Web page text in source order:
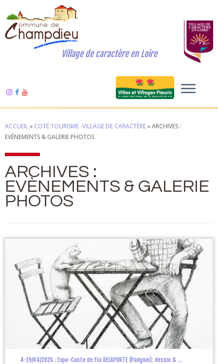
Village de caractère en Loire
ACCUEIL» COTÉ TOURISME -VILLAGE DE CARACTÈRE»ARCHIVES :
EVÈNEMENTS & GALERIE PHOTOS
ARCHIVES :
EVÈNEMENTS & GALERIE
PHOTOS
4-19/04/2026 : Expo-Conte de FLo DELAPORTE (Padgom): dessin & ...